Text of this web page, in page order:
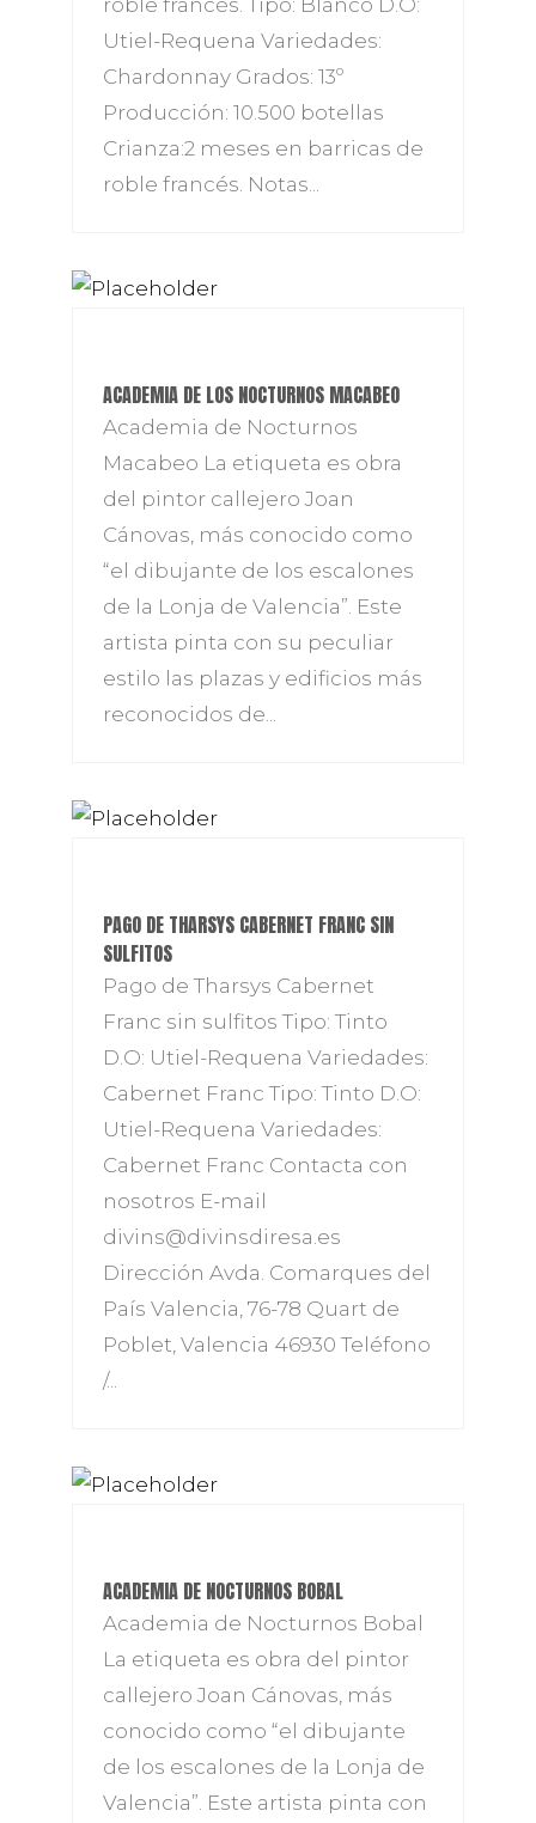
roble francés. Tipo: Blanco D.O:
Utiel-Requena Variedades:
Chardonnay Grados: 13º
Producción: 10.500 botellas
Crianza:2 meses en barricas de
roble francés. Notas...
ACADEMIA DE LOS NOCTURNOS MACABEO
Academia de Nocturnos
Macabeo La etiqueta es obra
del pintor callejero Joan
Cánovas, más conocido como
“el dibujante de los escalones
de la Lonja de Valencia”. Este
artista pinta con su peculiar
estilo las plazas y edificios más
reconocidos de...
PAGO DE THARSYS CABERNET FRANC SIN
SULFITOS
Pago de Tharsys Cabernet
Franc sin sulfitos Tipo: Tinto
D.O: Utiel-Requena Variedades:
Cabernet Franc Tipo: Tinto D.O:
Utiel-Requena Variedades:
Cabernet Franc Contacta con
nosotros E-mail
divins@divinsdiresa.es
Dirección Avda. Comarques del
País Valencia, 76-78 Quart de
Poblet, Valencia 46930 Teléfono
/...
ACADEMIA DE NOCTURNOS BOBAL
Academia de Nocturnos Bobal
La etiqueta es obra del pintor
callejero Joan Cánovas, más
conocido como “el dibujante
de los escalones de la Lonja de
Valencia”. Este artista pinta con